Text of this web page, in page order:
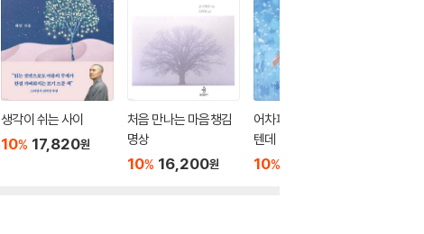
생각이 쉬는 사이
10% 17,820원
처음 만나는 마음챙김
명상
10% 16,200원
어차피 세상은 멸망할
텐데
10%